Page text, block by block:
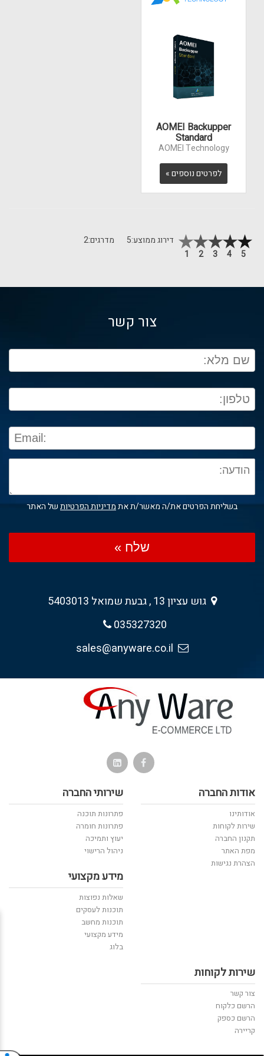
AOMEI Backupper
Standard
AOMEI Technology
לפרטים נוספים »
דירוג ממוצע:5 מדרגים:2
5
4
3
2
1
צור קשר
בשליחת הפרטים את/ה מאשר/ת אתמדיניות הפרטיותשל האתר
שלח »
גוש עציון 13 , גבעת שמואל 5403013
035327320
אודות החברה
אודותינו
שירות לקוחות
תקנון החברה
מפת האתר
הצהרת נגישות
שירותי החברה
פתרונות תוכנה
פתרונות חומרה
יעוץ ותמיכה
ניהול הרישוי
מידע מקצועי
שאלות נפוצות
תוכנות לעסקים
תוכנות מחשב
מידע מקצועי
בלוג
שירות לקוחות
צור קשר
הרשם כלקוח
הרשם כספק
קריירה